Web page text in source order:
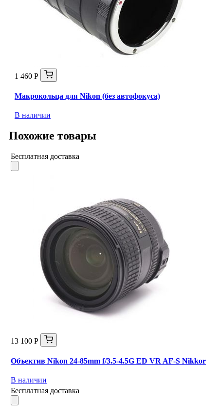
1 460 Р
Макрокольца для Nikon (без автофокуса)
В наличии
Похожие товары
Бесплатная доставка
13 100 Р
Объектив Nikon 24-85mm f/3.5-4.5G ED VR AF-S Nikkor
В наличии
Бесплатная доставка